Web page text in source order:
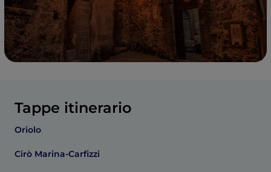
Tappe itinerario
Oriolo
Cirò Marina-Carfizzi